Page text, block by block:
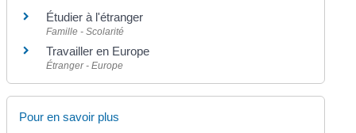
Étudier à l'étranger
Famille - Scolarité
Travailler en Europe
Étranger - Europe
Pour en savoir plus